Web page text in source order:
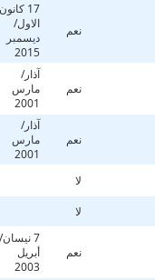
نعم
17 كانون
الاول/
ديسمبر
2015
نعم
آذار/
مارس
2001
نعم
آذار/
مارس
2001
نعم
7 نيسان/
أبريل
2003